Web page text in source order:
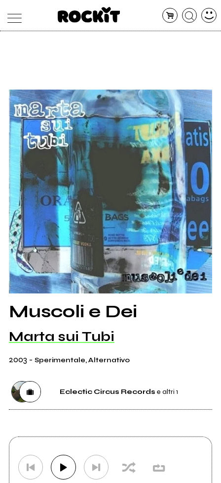
ARTISTI
CONCERTI
SHOP
RADIO
Muscoli e Dei
Marta sui Tubi
2003 - Sperimentale, Alternativo
Eclectic Circus Records e altri 1